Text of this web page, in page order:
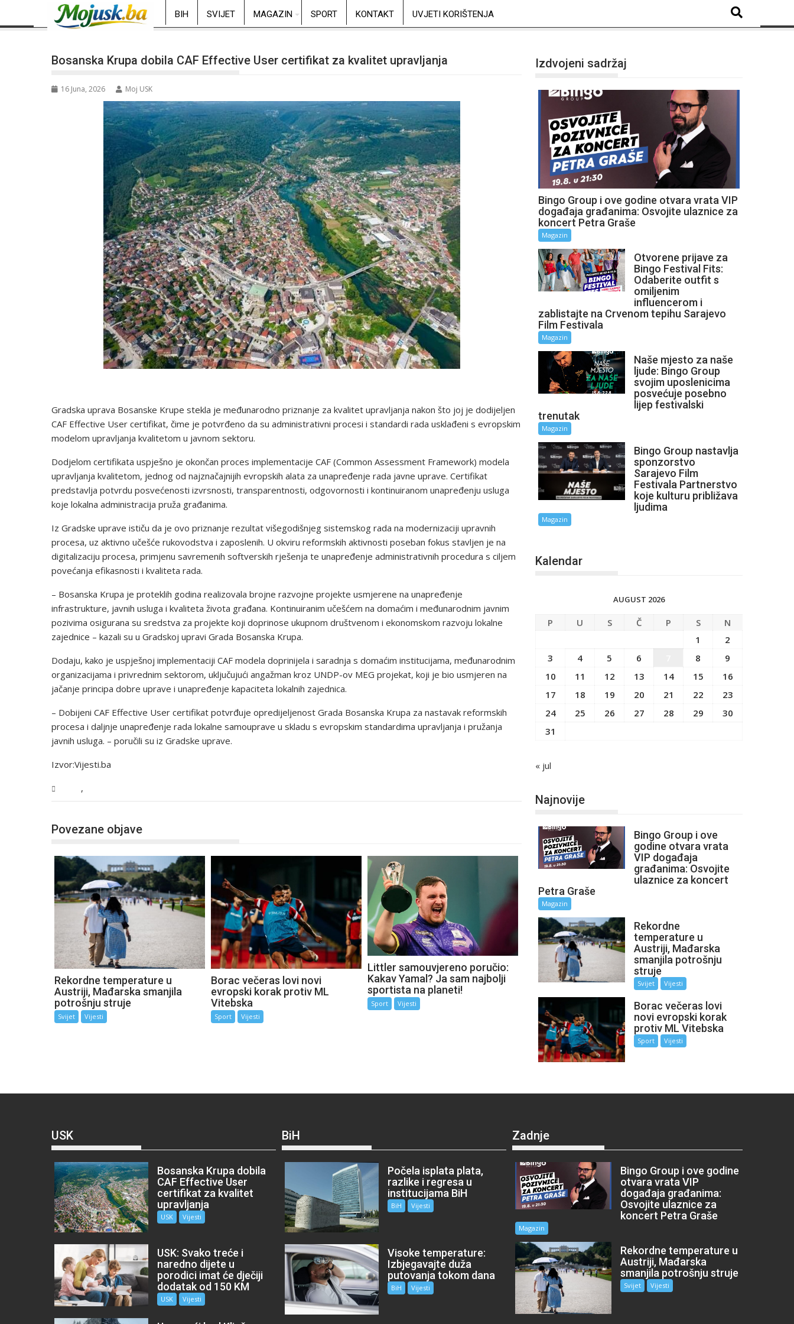
BIH SVIJET MAGAZIN SPORT KONTAKT UVJETI KORIŠTENJA
Bosanska Krupa dobila CAF Effective User certifikat za kvalitet upravljanja
16 Juna, 2026 Moj USK
Gradska uprava Bosanske Krupe stekla je međunarodno priznanje za kvalitet upravljanja nakon što joj je dodijeljen
CAF Effective User certifikat, čime je potvrđeno da su administrativni procesi i standardi rada usklađeni s evropskim
modelom upravljanja kvalitetom u javnom sektoru.
Dodjelom certifikata uspješno je okončan proces implementacije CAF (Common Assessment Framework) modela
upravljanja kvalitetom, jednog od najznačajnijih evropskih alata za unapređenje rada javne uprave. Certifikat
predstavlja potvrdu posvećenosti izvrsnosti, transparentnosti, odgovornosti i kontinuiranom unapređenju usluga
koje lokalna administracija pruža građanima.
Iz Gradske uprave ističu da je ovo priznanje rezultat višegodišnjeg sistemskog rada na modernizaciji upravnih
procesa, uz aktivno učešće rukovodstva i zaposlenih. U okviru reformskih aktivnosti poseban fokus stavljen je na
digitalizaciju procesa, primjenu savremenih softverskih rješenja te unapređenje administrativnih procedura s ciljem
povećanja efikasnosti i kvaliteta rada.
– Bosanska Krupa je proteklih godina realizovala brojne razvojne projekte usmjerene na unapređenje
infrastrukture, javnih usluga i kvaliteta života građana. Kontinuiranim učešćem na domaćim i međunarodnim javnim
pozivima osigurana su sredstva za projekte koji doprinose ukupnom društvenom i ekonomskom razvoju lokalne
zajednice – kazali su u Gradskoj upravi Grada Bosanska Krupa.
Dodaju, kako je uspješnoj implementaciji CAF modela doprinijela i saradnja s domaćim institucijama, međunarodnim
organizacijama i privrednim sektorom, uključujući angažman kroz UNDP-ov MEG projekat, koji je bio usmjeren na
jačanje principa dobre uprave i unapređenje kapaciteta lokalnih zajednica.
– Dobijeni CAF Effective User certifikat potvrđuje opredijeljenost Grada Bosanska Krupa za nastavak reformskih
procesa i daljnje unapređenje rada lokalne samouprave u skladu s evropskim standardima upravljanja i pružanja
javnih usluga. – poručili su iz Gradske uprave.
Izvor:Vijesti.ba
,
Povezane objave
Rekordne temperature u
Austriji, Mađarska smanjila
potrošnju struje
Svijet Vijesti
Borac večeras lovi novi
evropski korak protiv ML
Vitebska
Sport Vijesti
Littler samouvjereno poručio:
Kakav Yamal? Ja sam najbolji
sportista na planeti!
Sport Vijesti
Izdvojeni sadržaj
Bingo Group i ove godine otvara vrata VIP
događaja građanima: Osvojite ulaznice za
koncert Petra Graše
Magazin
Otvorene prijave za
Bingo Festival Fits:
Odaberite outfit s
omiljenim
influencerom i
zablistajte na Crvenom tepihu Sarajevo
Film Festivala
Magazin
Naše mjesto za naše
ljude: Bingo Group
svojim uposlenicima
posvećuje posebno
lijep festivalski
trenutak
Magazin
Bingo Group nastavlja
sponzorstvo
Sarajevo Film
Festivala Partnerstvo
koje kulturu približava
ljudima
Magazin
Kalendar
AUGUST 2026
P U S Č P S
N
1
2
3
4 5 6 8
9
10
11 12 13 14 15
16
17
18 19 20 21 22
23
24
25 26 27 28 29
30
31
« jul
Najnovije
Bingo Group i ove
godine otvara vrata
VIP događaja
građanima: Osvojite
ulaznice za koncert
Petra Graše
Magazin
Rekordne
temperature u
Austriji, Mađarska
smanjila potrošnju
struje
Svijet Vijesti
Borac večeras lovi
novi evropski korak
protiv ML Vitebska
Sport Vijesti
USK
Bosanska Krupa dobila
CAF Effective User
certifikat za kvalitet
upravljanja
USK Vijesti
USK: Svako treće i
naredno dijete u
porodici imat će dječiji
dodatak od 150 KM
USK Vijesti
BiH
Počela isplata plata,
razlike i regresa u
institucijama BiH
BiH Vijesti
Visoke temperature:
Izbjegavajte duža
putovanja tokom dana
BiH Vijesti
Zadnje
Bingo Group i ove godine
otvara vrata VIP
događaja građanima:
Osvojite ulaznice za
koncert Petra Graše
Magazin
Rekordne temperature u
Austriji, Mađarska
smanjila potrošnju struje
Svijet Vijesti